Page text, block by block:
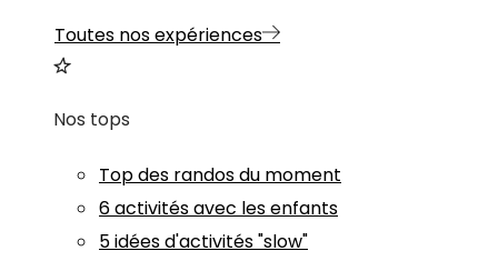
Toutes nos expériences
Nos tops
Top des randos du moment
6 activités avec les enfants
5 idées d'activités "slow"